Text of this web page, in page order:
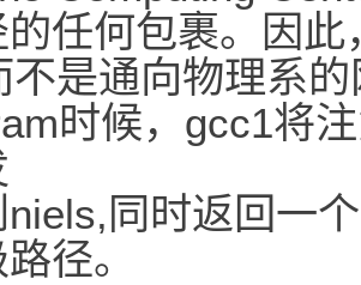
任何包裹。因
不是通向物理系
时候，gcc1将
同时返回一
径。